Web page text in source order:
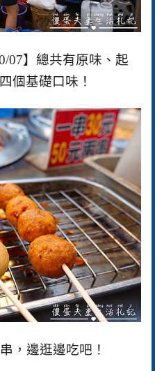
07】總共有原味、起
個基礎口味！
，邊逛邊吃吧！